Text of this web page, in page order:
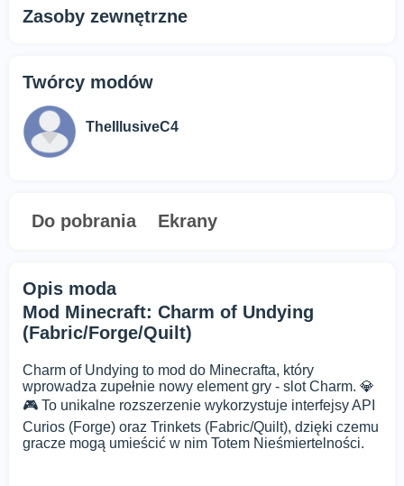
Zasoby zewnętrzne
Twórcy modów
TheIllusiveC4
Do pobrania Ekrany
Opis moda
Mod Minecraft: Charm of Undying
(Fabric/Forge/Quilt)
Charm of Undying to mod do Minecrafta, który
wprowadza zupełnie nowy element gry - slot Charm. 💎
🎮 To unikalne rozszerzenie wykorzystuje interfejsy API
Curios (Forge) oraz Trinkets (Fabric/Quilt), dzięki czemu
gracze mogą umieścić w nim Totem Nieśmiertelności.